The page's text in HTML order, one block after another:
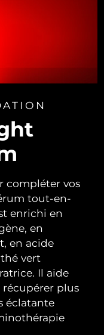
compléter vos
tout-en-
enrichi en
en
en acide
vert
Il aide
récupérer plus
éclatante